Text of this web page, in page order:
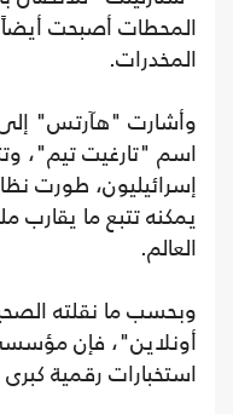
المحطات أصبحت
المخدرات.
وأشارت "هآرتس"
اسم "تارغيت تيم"،
إسرائيليون، طورت
يمكنه تتبع ما
العالم.
وبحسب ما نقلته
أونلاين"، فإن
استخبارات رقمية